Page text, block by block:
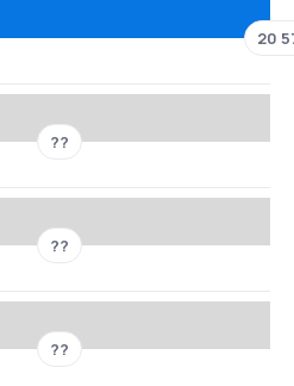
20
??
??
??